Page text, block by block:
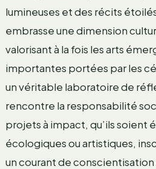
lumineuses et des récits
embrasse une dimension
valorisant à la fois les arts
importantes portées par les
un véritable laboratoire de
rencontre la responsabilité
projets à impact, qu’ils soient
écologiques ou artistiques,
un courant de conscientisation